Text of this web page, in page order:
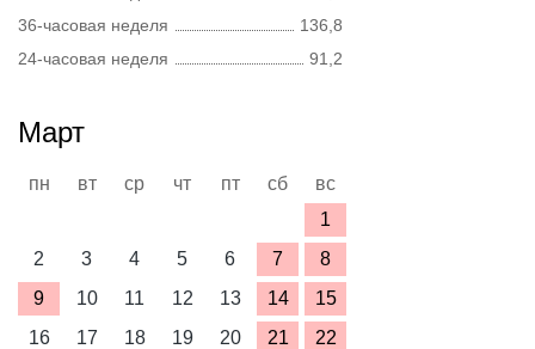
36-часовая неделя
136,8
24-часовая неделя
91,2
Март
пн вт ср чт пт сб
вс
1
2
3 4 5 6 7
8
9
10 11 12 13 14
15
16
17 18 19 20 21
22